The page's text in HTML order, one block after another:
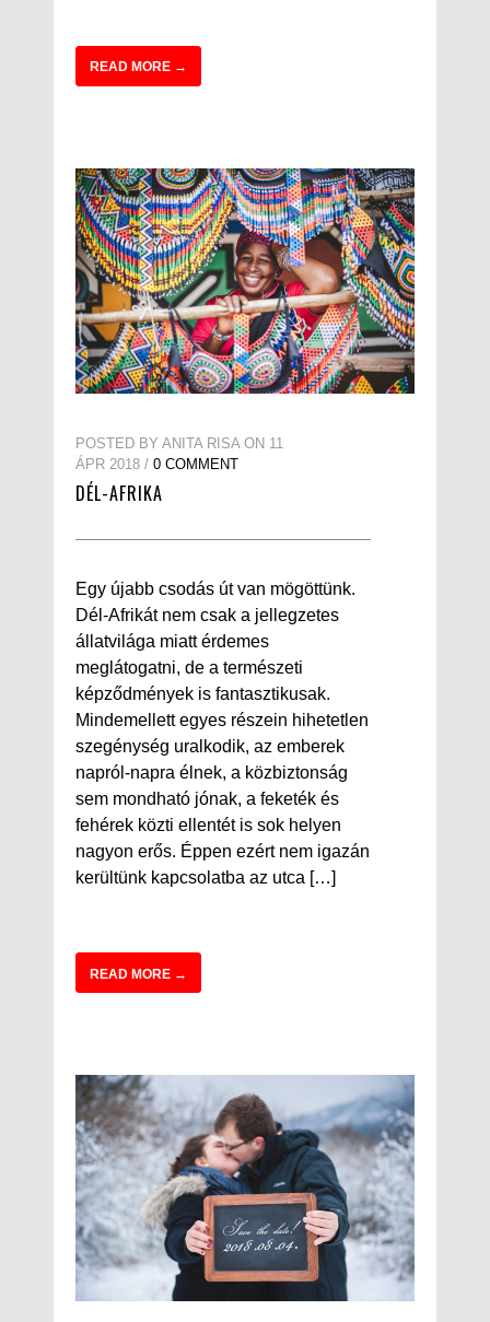
READ MORE →
POSTED BY ANITA RISA ON 11
ÁPR 2018 / 0 COMMENT
DÉL-AFRIKA
Egy újabb csodás út van mögöttünk.
Dél-Afrikát nem csak a jellegzetes
állatvilága miatt érdemes
meglátogatni, de a természeti
képződmények is fantasztikusak.
Mindemellett egyes részein hihetetlen
szegénység uralkodik, az emberek
napról-napra élnek, a közbiztonság
sem mondható jónak, a feketék és
fehérek közti ellentét is sok helyen
nagyon erős. Éppen ezért nem igazán
kerültünk kapcsolatba az utca […]
READ MORE →